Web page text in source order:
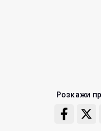
Розкажи